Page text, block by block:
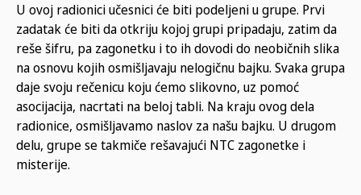
U ovoj radionici učesnici će biti podeljeni u grupe. Prvi
zadatak će biti da otkriju kojoj grupi pripadaju, zatim da
reše šifru, pa zagonetku i to ih dovodi do neobičnih slika
na osnovu kojih osmišljavaju nelogičnu bajku. Svaka grupa
daje svoju rečenicu koju ćemo slikovno, uz pomoć
asocijacija, nacrtati na beloj tabli. Na kraju ovog dela
radionice, osmišljavamo naslov za našu bajku. U drugom
delu, grupe se takmiče rešavajući NTC zagonetke i
misterije.